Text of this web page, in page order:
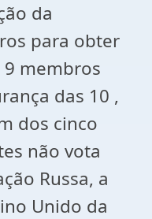
da
para obter
membros
das 10 ,
dos cinco
não vota
Russa, a
Unido da